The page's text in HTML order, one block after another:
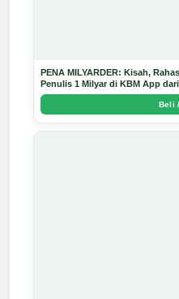
PENA MILYARDER: Kisah,
Penulis 1 Milyar di KBM App
Beli